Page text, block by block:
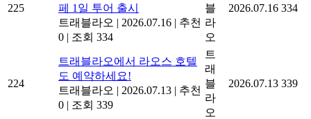
225
페 1일 투어 출시
트래블라오 | 2026.07.16 | 추천
0 | 조회 334
블
라
오
2026.07.16 334
224
트래블라오에서 라오스 호텔
도 예약하세요!
트래블라오 | 2026.07.13 | 추천
0 | 조회 339
트
래
블
라
오
2026.07.13 339